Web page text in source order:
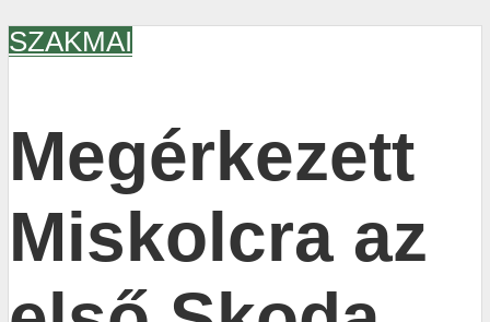
SZAKMAI
Megérkezett
Miskolcra az